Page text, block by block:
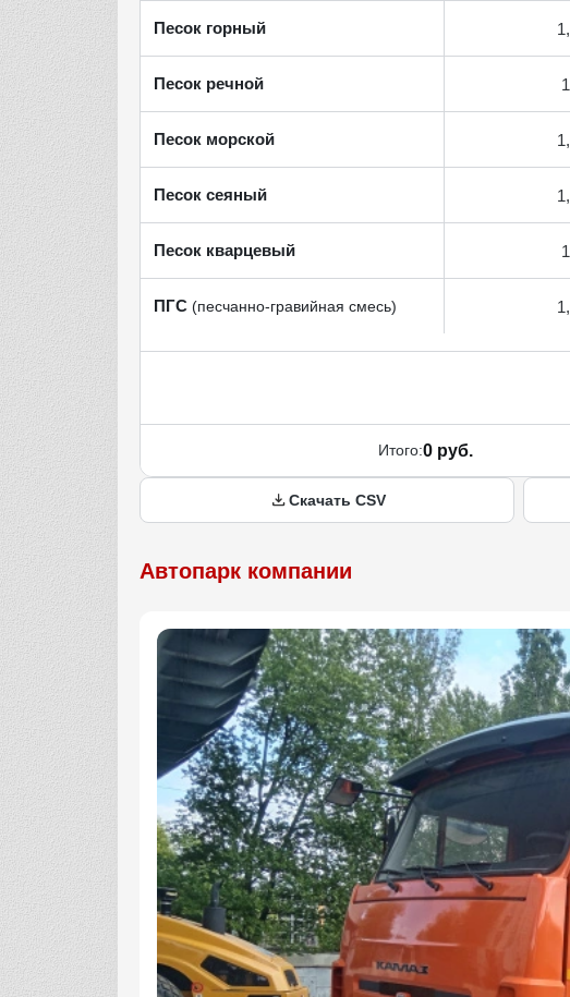
Песок горный
Песок речной
Песок морской
Песок сеяный
Песок кварцевый
ПГС (песчанно-гравийная смесь)
Итого:0 руб.
Скачать CSV
Автопарк компании